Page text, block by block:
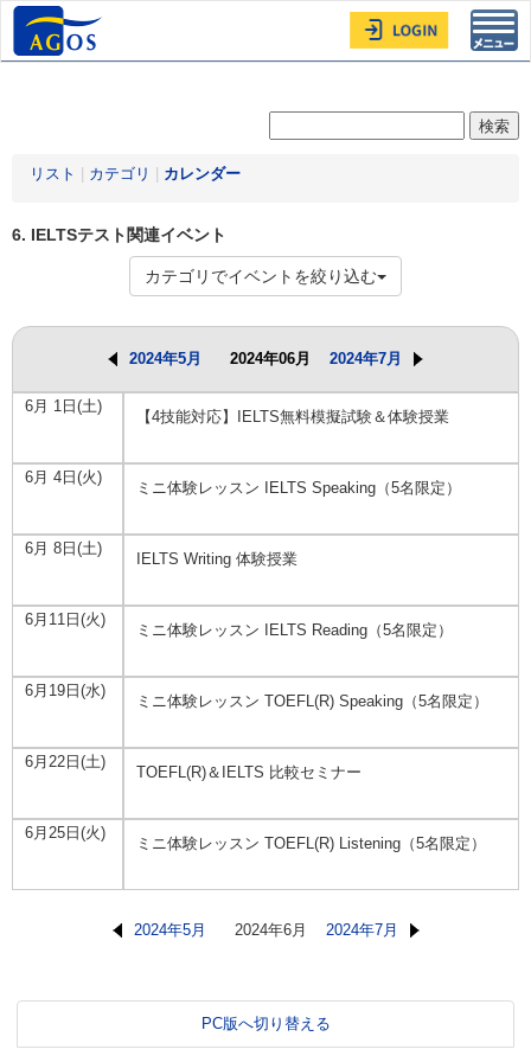
リスト カテゴリ カレンダー
6. IELTSテスト関連イベント
カテゴリでイベントを絞り込む
2024年5月 2024年06月 2024年7月
6月 1日(土)
【4技能対応】IELTS無料模擬試験＆体験授業
6月 4日(火)
ミニ体験レッスン IELTS Speaking（5名限定）
6月 8日(土)
IELTS Writing 体験授業
6月11日(火)
ミニ体験レッスン IELTS Reading（5名限定）
6月19日(水)
ミニ体験レッスン TOEFL(R) Speaking（5名限定）
6月22日(土)
TOEFL(R)＆IELTS 比較セミナー
6月25日(火)
ミニ体験レッスン TOEFL(R) Listening（5名限定）
2024年5月 2024年6月 2024年7月
PC版へ切り替える